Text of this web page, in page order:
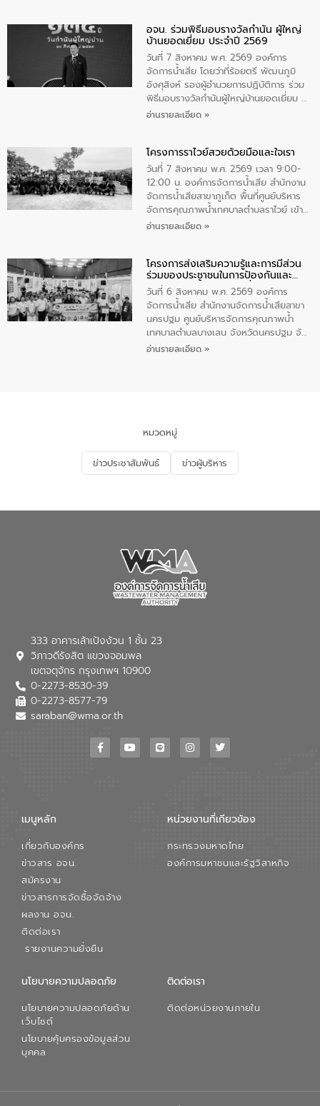
ทิพย์คำ รองผู้ว่าราชการจังหวัดมุกดาหาร
เป็นประธานในพิธี ณ เรือนจําชั่วคราวนาโสก
ตําบลนาโสก อําเภอเมืองมุกดาหาร จังหวัด
มุกดาหาร โดยในกิจกรรมได้ร่วมปลูกป่า และ
ทําความสะอาดภายในบริเวณ จัดกิจกรรม
เพื่อถวายเป็นพระราชกุศล สมเด็จพระนาง
เจ้าสิริกิติ์พระบรมราชินีนาถ พระบรมราช
อจน. ร่วมพิธีมอบรางวัลกำนัน ผู้ใหญ่
บ้านยอดเยี่ยม ประจำปี 2569
วันที่ 7 สิงหาคม พ.ศ. 2569 องค์การ
จัดการน้ำเสีย โดยว่าที่ร้อยตรี พัฒนภูมิ
อังศุสิงห์ รองผู้อำนวยการปฏิบัติการ ร่วม
พิธีมอบรางวัลกำนันผู้ใหญ่บ้านยอดเยี่ยม ณ
ทำเนียบรัฐบาล โดยมีนายอนุทิน ชาญวีรกูล
ทองคำและประกาศเกียรติคุณให้แก่ กำนัน
ผู้ใหญ่บ้านยอดเยี่ยม พร้อมกล่าวชื่นชม ให้
โอวาท และมอบนโยบาย
อ่านรายละเอียด »
โครงการราไวย์สวยด้วยมือและใจเรา
วันที่ 7 สิงหาคม พ.ศ. 2569 เวลา 9:00-
12:00 น. องค์การจัดการน้ำเสีย สำนักงาน
จัดการน้ำเสียสาขาภูเก็ต พื้นที่ศูนย์บริหาร
จัดการคุณภาพน้ำเทศบาลตำบลราไวย์ เข้า
ร่วมโครงการราไวย์สวยด้วยมือและใจเรา
ประชาชน ตัวแทนจากโรงแรมต่างๆ ในเขต
เทศบาลตำบลราไวย์ ศูนย์บริหารจัดการ
คุณภาพน้ำเทศบาลตำบลราไวย์ นำโดยนาย
น้อย แก้วเศษ ผู้จัดการสำนักงานจัดการน้ำ
เสียสาขาภูเก็ต พร้อมด้วยเจ้าหน้าที่ จำนวน
5 คน ร่วมทำกิจกรรม ทำความสะอาด
ชายหาดและแหล่งท่องเที่ยว ณ บริเวณ
อ่านรายละเอียด »
โครงการส่งเสริมความรู้และการมีส่วน
ร่วมของประชาชนในการป้องกันและ
แก้ไขปัญหาน้ำเสียอย่างยั่งยืน
วันที่ 6 สิงหาคม พ.ศ. 2569 องค์การ
จัดการน้ำเสีย สำนักงานจัดการน้ำเสียสาขา
นครปฐม ศูนย์บริหารจัดการคุณภาพน้ำ
เทศบาลตำบลบางเลน จังหวัดนครปฐม จัด
กิจกรรมภายใต้โครงการส่งเสริมความรู้และ
จัดการน้ำเสียและสร้างจิตสำนึกในการ
อนุรักษ์สิ่งแวดล้อม ในหัวข้อ “น้ำเสียชุมชน
และการบำบัดน้ำเสียเบื้องต้น” โดยให้ความรู้
เกี่ยวกับสาเหตุและผลกระทบของน้ำเสีย
ณ เทศบาลตำบลบางเลน จังหวัดนครปฐม
อ่านรายละเอียด »
หมวดหมู่
ข่าวประชาสัมพันธ์ ข่าวผู้บริหาร
333 อาคารเล้าเป้งง้วน 1 ชั้น 23
วิภาวดีรังสิต แขวงจอมพล
เขตจตุจักร กรุงเทพฯ 10900
0-2273-8530-39
0-2273-8577-79
saraban@wma.or.th
เมนูหลัก
เกี่ยวกับองค์กร
ข่าวสาร อจน.
สมัครงาน
ข่าวสารการจัดซื้อจัดจ้าง
ผลงาน อจน.
ติดต่อเรา
รายงานความยั่งยืน
หน่วยงานที่เกียวข้อง
กระทรวงมหาดไทย
องค์การมหาชนและรัฐวิสาหกิจ
นโยบายความปลอดภัย
นโยบายความปลอดภัยด้าน
เว็บไซต์
นโยบายคุ้มครองข้อมูลส่วน
บุคคล
ติดต่อเรา
ติดต่อหน่วยงานภายใน